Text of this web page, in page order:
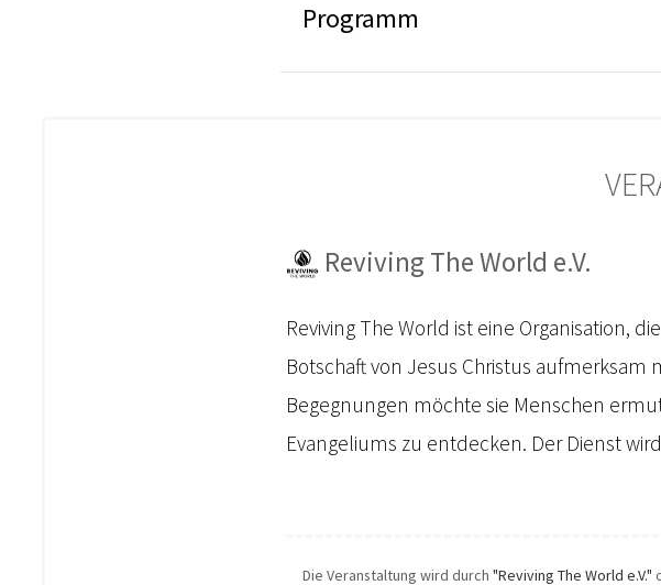
Programm
Reviving The World e.V.
Reviving The World ist eine Organisation,
Botschaft von Jesus Christus
Begegnungen möchte sie Menschen
Evangeliums zu entdecken. Der Dienst
Die Veranstaltung wird durch "Reviving The World e.V."